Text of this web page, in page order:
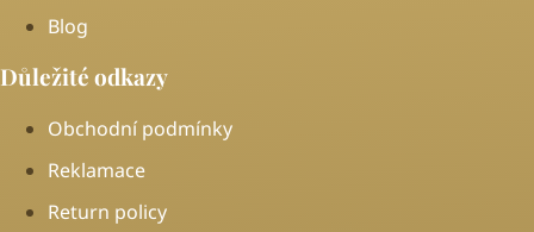
Blog
Důležité odkazy
Obchodní podmínky
Reklamace
Return policy